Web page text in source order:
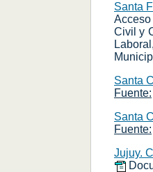
Santa
Civil y
Santa
Fuente:
Santa
Fuente:
Jujuy.